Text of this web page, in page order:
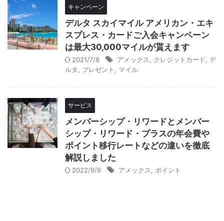
キャンペーン
デルタ スカイマイル アメリカン・エキ
スプレス・カードご入会キャンペーン
は最大30,000マイルが貰えます
2021/7/8 アメックス クレジットカード
デ
ルタ
プレゼント マイル
サービス
メンバーシップ・リワードとメンバー
シップ・リワード・プラスの年会費や
ポイント移行レートなどの違いを徹底
解説しました
2022/9/6 アメックス ポイント